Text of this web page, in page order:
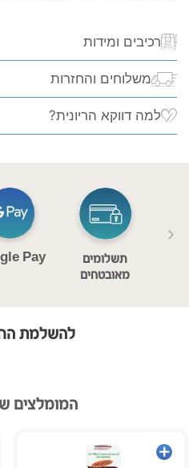
רכיבים ומידות
משלוחים והחזרות
למה דווקא הריונית?
Pay
תשלומים
מאובטחים
להשלמת
המומלצים
הוספה
לסל